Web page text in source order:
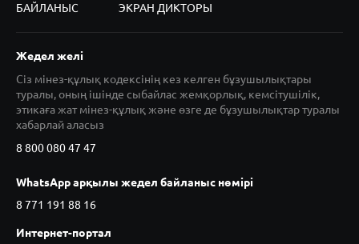
БАЙЛАНЫС
ЭКРАН ДИКТОРЫ
Жедел желі
Сіз мінез-құлық кодексінің кез келген бұзушылықтары
туралы, оның ішінде сыбайлас жемқорлық, кемсітушілік,
этикаға жат мінез-құлық және өзге де бұзушылықтар туралы
хабарлай аласыз
8 800 080 47 47
WhatsApp арқылы жедел байланыс нөмірі
8 771 191 88 16
Интернет-портал